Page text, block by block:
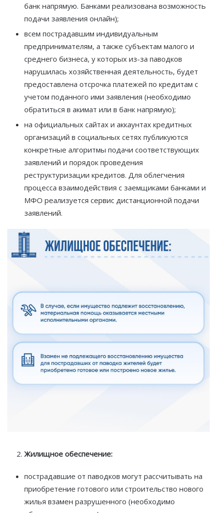
банк напрямую. Банками реализована возможность
подачи заявления онлайн);
всем пострадавшим индивидуальным
предпринимателям, а также субъектам малого и
среднего бизнеса, у которых из-за паводков
нарушилась хозяйственная деятельность, будет
предоставлена отсрочка платежей по кредитам с
учетом поданного ими заявления (необходимо
обратиться в акимат или в банк напрямую);
на официальных сайтах и аккаунтах кредитных
организаций в социальных сетях публикуются
конкретные алгоритмы подачи соответствующих
заявлений и порядок проведения
реструктуризации кредитов. Для облегчения
процесса взаимодействия с заемщиками банками и
МФО реализуется сервис дистанционной подачи
заявлений.
Жилищное обеспечение:
пострадавшие от паводков могут рассчитывать на
приобретение готового или строительство нового
жилья взамен разрушенного (необходимо